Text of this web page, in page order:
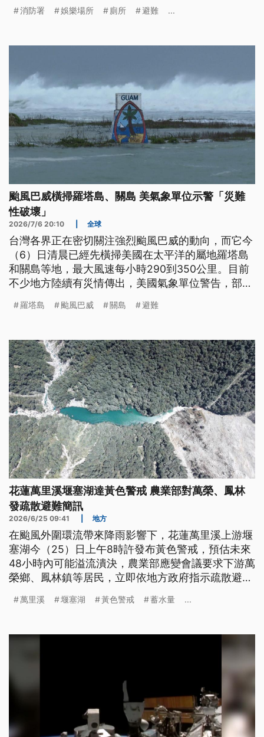
主，無法有效擋火煙，排水孔也不會有新鮮空氣，萬
消防署 娛樂場所 廁所 避難 ...
颱風巴威橫掃羅塔島、關島 美氣象單位示警「災難
性破壞」
2026/7/6 20:10 全球
台灣各界正在密切關注強烈颱風巴威的動向，而它今
（6）日清晨已經先橫掃美國在太平洋的屬地羅塔島
和關島等地，最大風速每小時290到350公里。目前
不少地方陸續有災情傳出，美國氣象單位警告，部分
羅塔島 颱風巴威 關島 避難
花蓮萬里溪堰塞湖達黃色警戒 農業部對萬榮、鳳林
發疏散避難簡訊
2026/6/25 09:41 地方
在颱風外圍環流帶來降雨影響下，花蓮萬里溪上游堰
塞湖今（25）日上午8時許發布黃色警戒，預估未來
48小時內可能溢流潰決，農業部應變會議要求下游萬
榮鄉、鳳林鎮等居民，立即依地方政府指示疏散避
萬里溪 堰塞湖 黃色警戒 蓄水量 ...